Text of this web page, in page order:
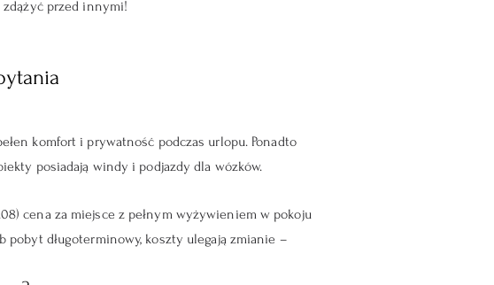
zdążyć przed innymi!
komfort i prywatność podczas urlopu. Ponadto
posiadają windy i podjazdy dla wózków.
cena za miejsce z pełnym wyżywieniem w pokoju
długoterminowy, koszty ulegają zmianie –